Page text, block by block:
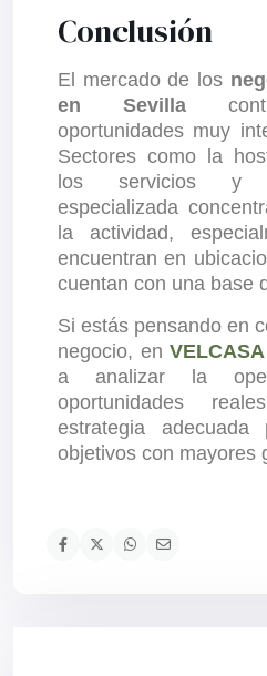
Conclusión
El mercado de los
en Sevilla
oportunidades muy
Sectores como la
los servicios y
especializada
la actividad,
encuentran en
cuentan con una base
Si estás pensando en
negocio, en VELCASA
a analizar la
oportunidades
estrategia
objetivos con mayores